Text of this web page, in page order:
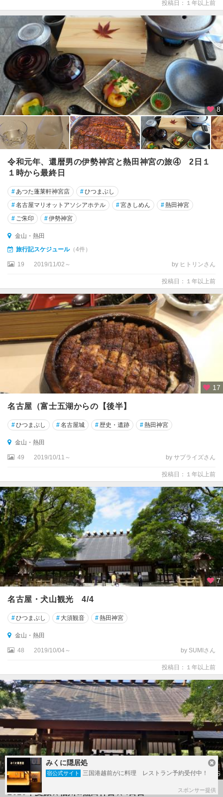
投稿日：１年以上前
8
令和元年、還暦男の伊勢神宮と熱田神宮の旅④ 2日１
１時から最終日
#あつた蓬莱軒神宮店 #ひつまぶし
#名古屋マリオットアソシアホテル #宮きしめん #熱田神宮
# ご朱印 #伊勢神宮
金山・熱田
旅行記スケジュール（4件）
19 2019/11/02～ by ヒトリンさん
投稿日：１年以上前
17
名古屋（富士五湖からの【後半】
#ひつまぶし #名古屋城 #歴史・遺跡 #熱田神宮
金山・熱田
49 2019/10/11～ by サプライズさん
投稿日：１年以上前
7
名古屋・犬山観光 4/4
#ひつまぶし # 大須観音 #熱田神宮
金山・熱田
48 2019/10/04～ by SUMIさん
投稿日：１年以上前
36
2019年夏旅☆信州&熱田神宮☆4日目
みくに隠居処
宿公式サイト 三国港越前がに料理 レストラン予約受付中！
スポンサー提供